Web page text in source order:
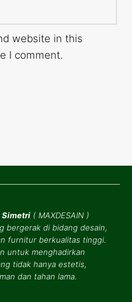
website in this
I comment.
Simetri( MAXDESAIN)
bergerak di bidang desain,
furnitur berkualitas tinggi.
untuk menghadirkan
tidak hanya estetis,
dan tahan lama.